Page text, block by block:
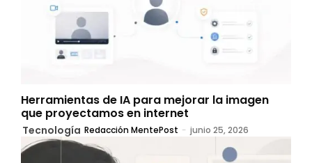
Herramientas de IA para mejorar la imagen
que proyectamos en internet
Tecnología Redacción MentePost - junio 25, 2026